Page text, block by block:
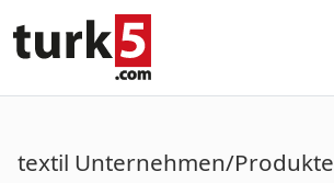
textil Unternehmen/Produkte